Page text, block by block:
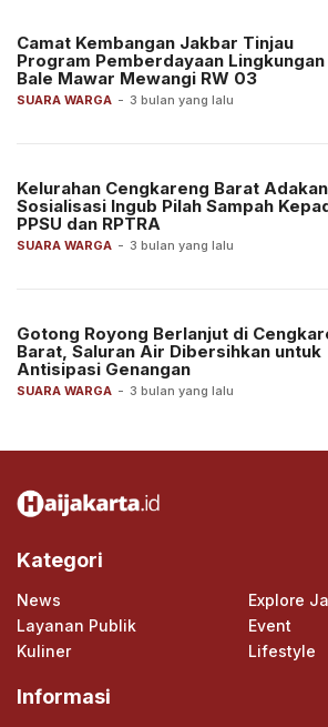
SUARA WARGA - 3 bulan yang lalu
Camat Kembangan Jakbar Tinjau
Program Pemberdayaan
Bale Mawar Mewangi RW 03
SUARA WARGA - 3 bulan yang lalu
Kelurahan Cengkareng Barat Adakan
Sosialisasi Ingub Pilah Sampah
PPSU dan RPTRA
SUARA WARGA - 3 bulan yang lalu
Gotong Royong Berlanjut di
Barat, Saluran Air Dibersihkan untuk
Antisipasi Genangan
Kategori
News
Explore
Layanan Publik
Event
Kuliner
Lifestyle
Informasi